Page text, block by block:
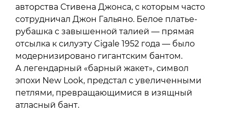
авторства Стивена Джонса, с которым часто
сотрудничал Джон Гальяно. Белое платье-
рубашка с завышенной талией — прямая
отсылка к силуэту Cigale 1952 года — было
модернизировано гигантским бантом.
А легендарный «барный жакет», символ
эпохи New Look, предстал с увеличенными
петлями, превращающимися в изящный
атласный бант.